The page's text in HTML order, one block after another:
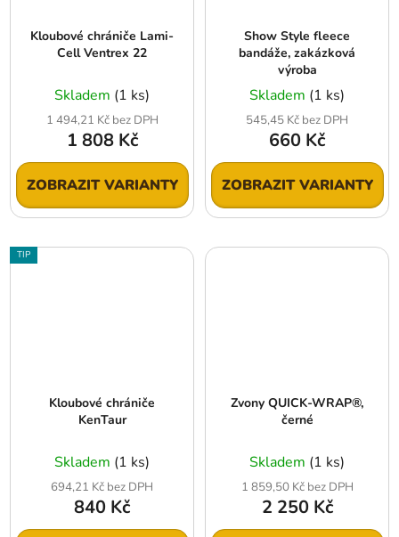
Kloubové chrániče Lami-
Cell Ventrex 22
Skladem (1 ks)
1 494,21 Kč bez DPH
1 808 Kč
ZOBRAZIT VARIANTY
Show Style fleece
bandáže, zakázková
výroba
Skladem (1 ks)
545,45 Kč bez DPH
660 Kč
ZOBRAZIT VARIANTY
TIP
Kloubové chrániče
KenTaur
Skladem (1 ks)
694,21 Kč bez DPH
840 Kč
Zvony QUICK-WRAP®,
černé
Skladem (1 ks)
1 859,50 Kč bez DPH
2 250 Kč